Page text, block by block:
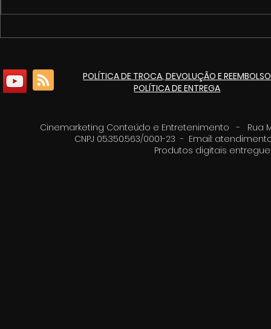
1º Fórum de Cultura e
Itaúna
de 125
POLÍTICA DE TROCA, DEVOLUÇÃO E REEMBOLSO
POLÍTICA DE ENTREGA
Cinemarketing Conteúdo e Entretenimento - Rua
CNPJ 05.350.563/0001-23 - Email:
Produtos digitais